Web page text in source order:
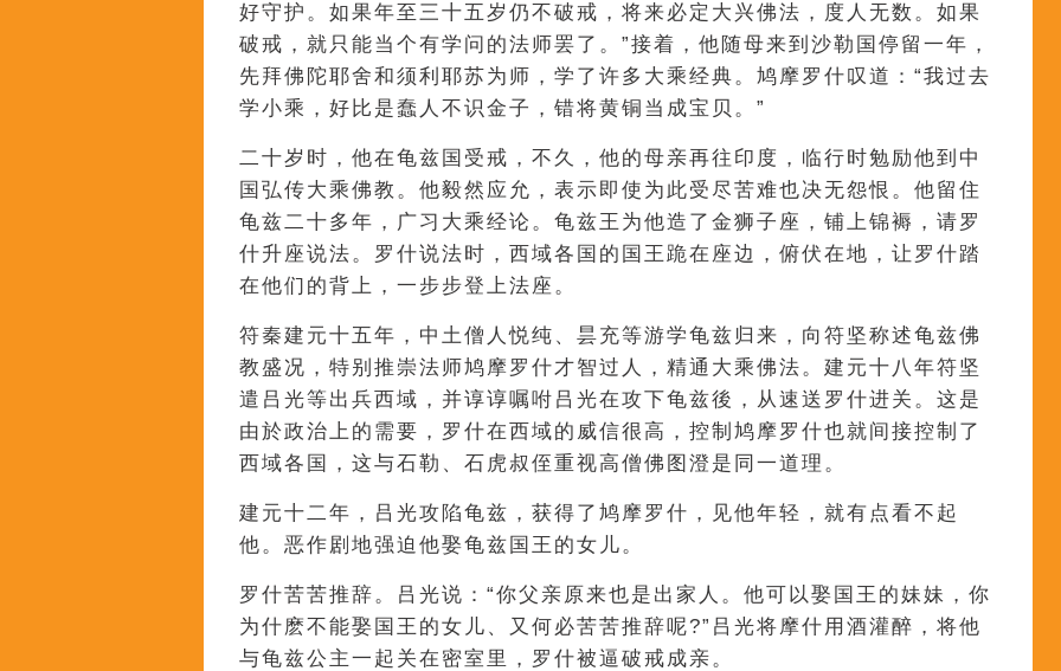
好守护。如果年至三十五岁仍不破戒，将来必定大兴佛法，度人无数。如果
破戒，就只能当个有学问的法师罢了。”接着，他随母来到沙勒国停留一年，
先拜佛陀耶舍和须利耶苏为师，学了许多大乘经典。鸠摩罗什叹道：“我过去
学小乘，好比是蠢人不识金子，错将黄铜当成宝贝。”
二十岁时，他在龟兹国受戒，不久，他的母亲再往印度，临行时勉励他到中
国弘传大乘佛教。他毅然应允，表示即使为此受尽苦难也决无怨恨。他留住
龟兹二十多年，广习大乘经论。龟兹王为他造了金狮子座，铺上锦褥，请罗
什升座说法。罗什说法时，西域各国的国王跪在座边，俯伏在地，让罗什踏
在他们的背上，一步步登上法座。
符秦建元十五年，中土僧人悦纯、昙充等游学龟兹归来，向符坚称述龟兹佛
教盛况，特别推崇法师鸠摩罗什才智过人，精通大乘佛法。建元十八年符坚
遣吕光等出兵西域，并谆谆嘱咐吕光在攻下龟兹後，从速送罗什进关。这是
由於政治上的需要，罗什在西域的威信很高，控制鸠摩罗什也就间接控制了
西域各国，这与石勒、石虎叔侄重视高僧佛图澄是同一道理。
建元十二年，吕光攻陷龟兹，获得了鸠摩罗什，见他年轻，就有点看不起
他。恶作剧地强迫他娶龟兹国王的女儿。
罗什苦苦推辞。吕光说：“你父亲原来也是出家人。他可以娶国王的妹妹，你
为什麽不能娶国王的女儿、又何必苦苦推辞呢?”吕光将摩什用酒灌醉，将他
与龟兹公主一起关在密室里，罗什被逼破戒成亲。